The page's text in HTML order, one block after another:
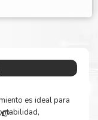
es ideal para